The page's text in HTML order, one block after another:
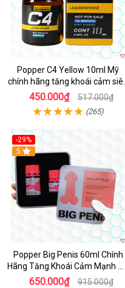
Popper C4 Yellow 10ml Mỹ
chính hãng tăng khoái cảm siêu
mạnh
450.000₫ 517.000₫
(265)
-29%
5
Popper Big Penis 60ml Chính
Hãng Tăng Khoái Cảm Mạnh Mẽ
An Toàn
650.000₫ 915.000₫